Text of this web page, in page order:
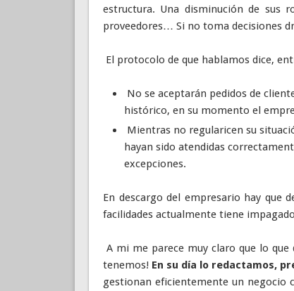
estructura. Una disminución de sus
proveedores… Si no toma decisiones
El protocolo de que hablamos dice,
No se aceptarán pedidos de
histórico, en su momento el
Mientras no regularicen su
hayan sido atendidas
excepciones.
En descargo del empresario hay que
facilidades actualmente tiene
A mi me parece muy claro que lo
tenemos! En su día lo redactamos,
gestionan eficientemente un negocio